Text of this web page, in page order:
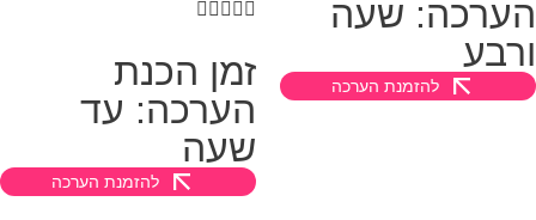
שעה
להזמנת הערכה
   
זמן הכנת
הערכה: עד
שעה
להזמנת הערכה